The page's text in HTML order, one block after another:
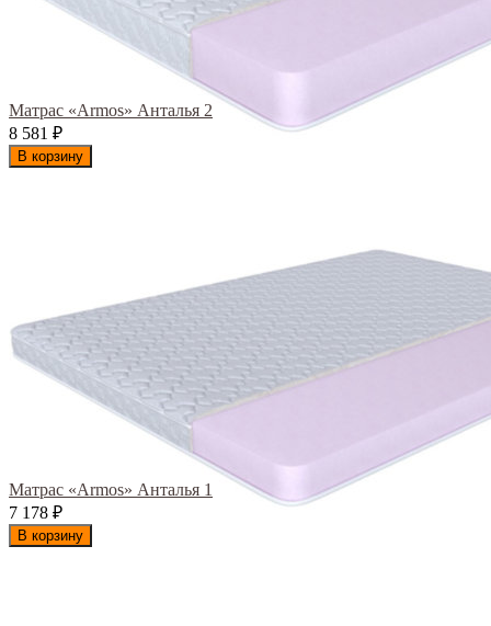
Матрас «Armos» Анталья 2
8 581
₽
В корзину
Матрас «Armos» Анталья 1
7 178 ₽
В корзину